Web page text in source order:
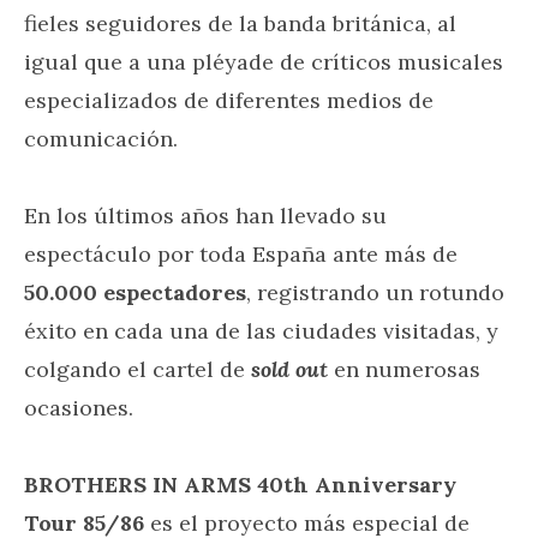
fieles seguidores de la banda británica, al
igual que a una pléyade de críticos musicales
especializados de diferentes medios de
comunicación.
En los últimos años han llevado su
espectáculo por toda España ante más de
50.000 espectadores, registrando un rotundo
éxito en cada una de las ciudades visitadas, y
colgando el cartel de sold out en numerosas
ocasiones.
BROTHERS IN ARMS 40th Anniversary
Tour 85/86 es el proyecto más especial de